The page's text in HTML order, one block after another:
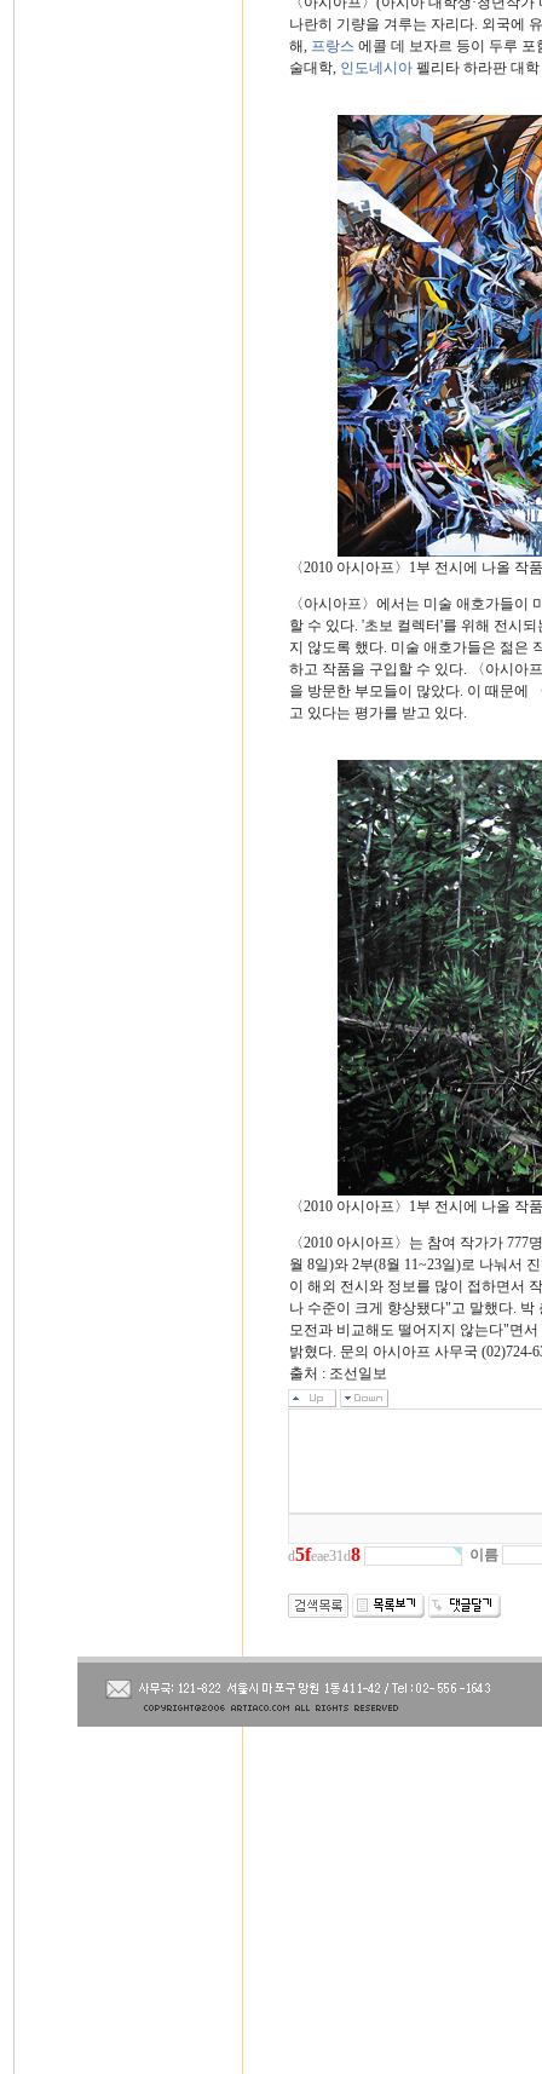
나란히 기량을 겨루는 자리다. 외국에
해, 프랑스 에콜 데 보자르 등이 두루
술대학, 인도네시아펠리타 하라판 대학
〈2010 아시아프〉1부 전시에 나올
〈아시아프〉에서는 미술 애호가들이
할 수 있다. '초보 컬렉터'를 위해 전시
지 않도록 했다. 미술 애호가들은 젊은
하고 작품을 구입할 수 있다. 〈아시아
을 방문한 부모들이 많았다. 이 때문에
고 있다는 평가를 받고 있다.
〈2010 아시아프〉1부 전시에 나올
〈2010 아시아프〉는 참여 작가가
월 8일)와 2부(8월 11~23일)로 나눠서
이 해외 전시와 정보를 많이 접하면서
나 수준이 크게 향상됐다"고 말했다.
모전과 비교해도 떨어지지 않는다"면
밝혔다. 문의 아시아프 사무국 (02)724-
출처 : 조선일보
d5feae31d8 이름